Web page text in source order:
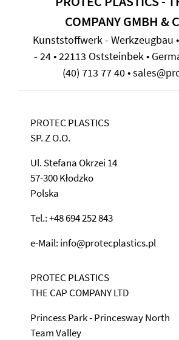
COMPANY GMBH &
Kunststoffwerk - Werkzeugbau
- 24 • 22113 Oststeinbek •
(40) 713 77 40 •
PROTEC PLASTICS
SP. Z O.O.
Ul. Stefana Okrzei 14
57-300 Kłodzko
Polska
Tel.: +48 694 252 843
e-Mail: info@protecplastics.pl
PROTEC PLASTICS
THE CAP COMPANY LTD
Princess Park - Princesway North
Team Valley